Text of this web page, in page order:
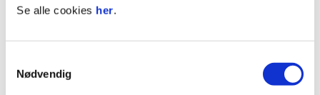
Se alle cookies her.
Nødvendig
Bortefelt: Felt K – Nedre Istad
Billetter kjøper du på
eller i billettluka på